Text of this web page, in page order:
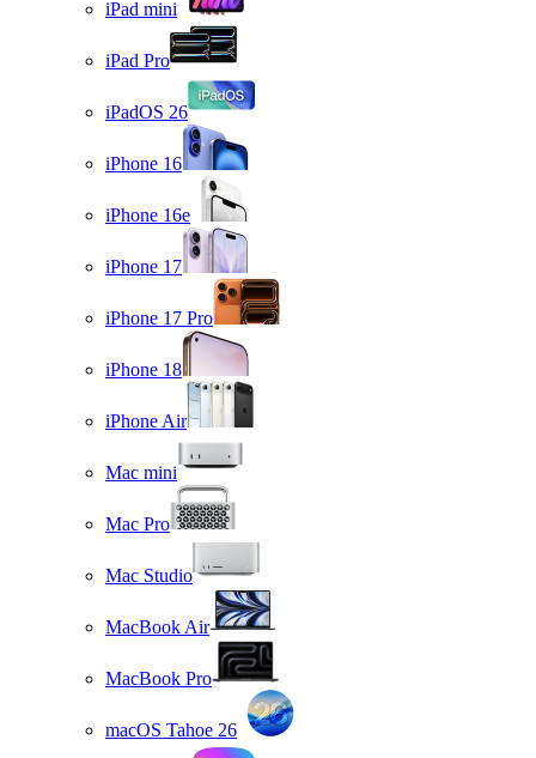
iPad mini
iPad Pro
iPadOS 26
iPhone 16
iPhone 16e
iPhone 17
iPhone 17 Pro
iPhone 18
iPhone Air
Mac mini
Mac Pro
Mac Studio
MacBook Air
MacBook Pro
macOS Tahoe 26